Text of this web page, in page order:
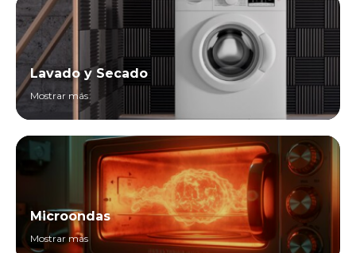
Lavado y Secado
Mostrar más
Microondas
Mostrar más